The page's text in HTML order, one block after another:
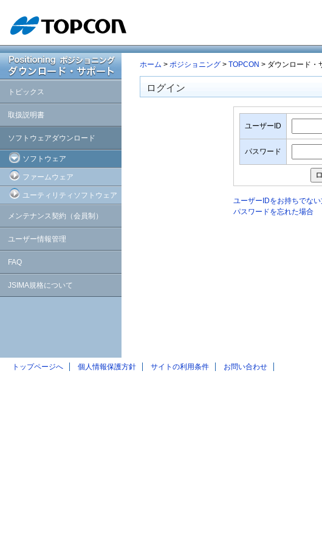
トピックス
取扱説明書
ソフトウェアダウンロード
ソフトウェア
ファームウェア
ユーティリティソフトウェア
メンテナンス契約（会員制）
ユーザー情報管理
FAQ
JSIMA規格について
ホーム > ポジショニング > TOPCON > ダウンロード・
ログイン
ユーザーID
パスワード
ユーザーIDをお持ちでな
パスワードを忘れた場合
トップページへ 個人情報保護方針 サイトの利用条件 お問い合わせ